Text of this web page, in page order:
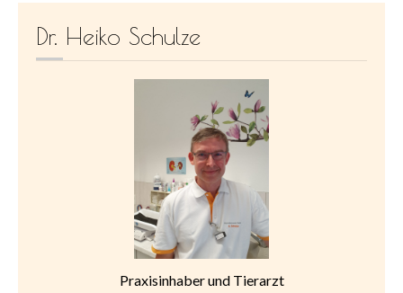
Dr. Heiko Schulze
Praxisinhaber und Tierarzt